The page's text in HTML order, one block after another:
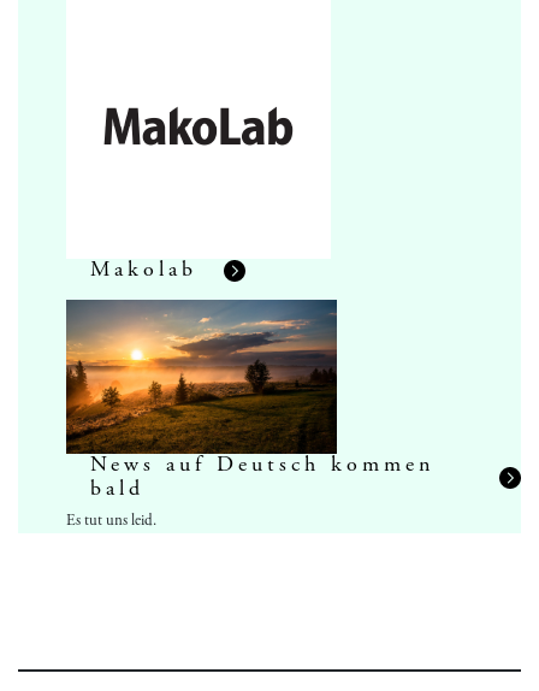
Makolab
News auf Deutsch kommen
bald
Es tut uns leid.